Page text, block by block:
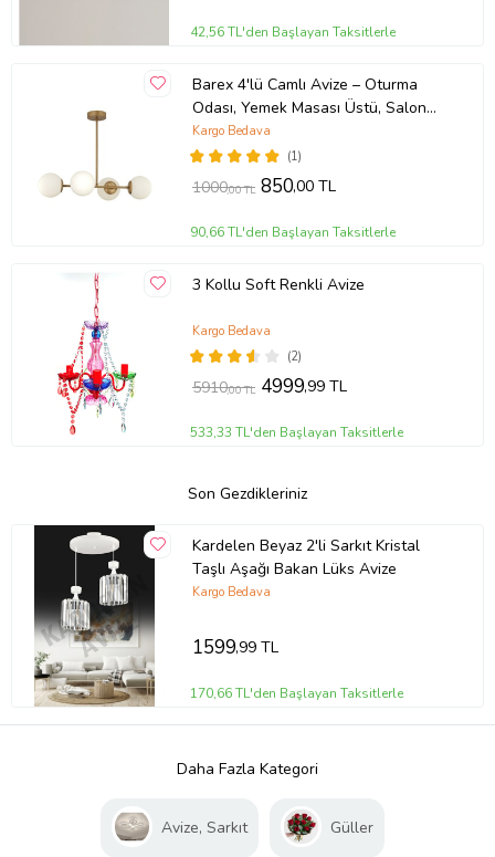
42,56 TL'den Başlayan Taksitlerle
Barex 4'lü Camlı Avize – Oturma
Odası, Yemek Masası Üstü, Salon
Uyumlu Avize (Eskitme Altın)
(1)
Kargo Bedava
1000,00 TL 850,00 TL
90,66 TL'den Başlayan Taksitlerle
3 Kollu Soft Renkli Avize
(2)
Kargo Bedava
5910,00 TL 4999,99 TL
533,33 TL'den Başlayan Taksitlerle
Son Gezdikleriniz
Kardelen Beyaz 2'li Sarkıt Kristal
Taşlı Aşağı Bakan Lüks Avize
Kargo Bedava
1599,99 TL
170,66 TL'den Başlayan Taksitlerle
Daha Fazla Kategori
Avize, Sarkıt Güller